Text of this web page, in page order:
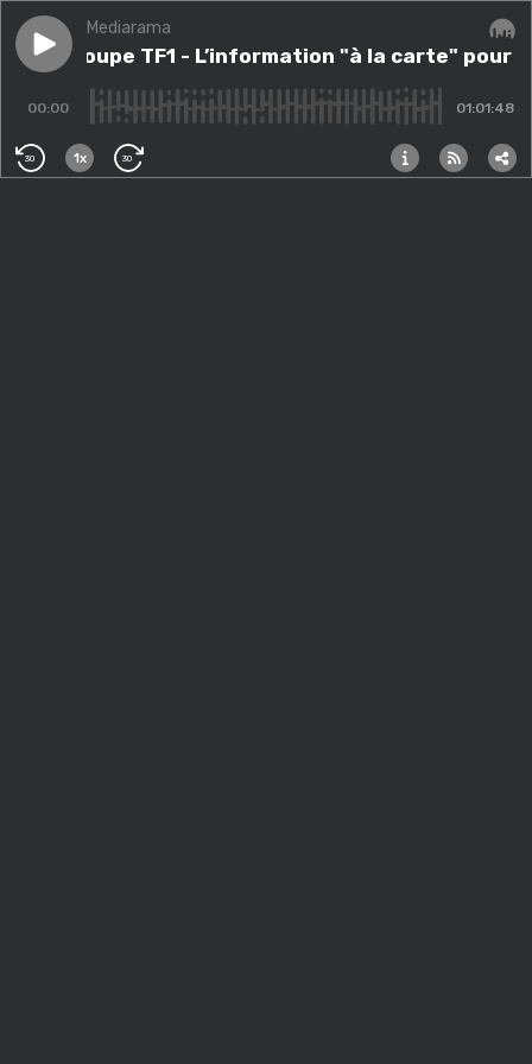
Play episode #56 - Groupe TF1 - L’information "à la carte" pour
Mediarama
- Groupe TF1 - L’information "à la carte"
00:00 01:01:48
30 1x 30